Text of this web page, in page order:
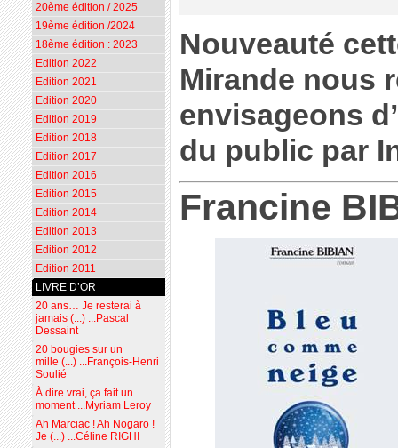
Nouveauté
Mirande nous
envisageons
du public par
Francine
20ème édition / 2025
19ème édition /2024
18ème édition : 2023
Edition 2022
Edition 2021
Edition 2020
Edition 2019
Edition 2018
Edition 2017
Edition 2016
Edition 2015
Edition 2014
Edition 2013
Edition 2012
Edition 2011
LIVRE D’OR
20 ans… Je resterai à
jamais (...) ...Pascal
Dessaint
20 bougies sur un
mille (...) ...François-Henri
Soulié
À dire vrai, ça fait un
moment ...Myriam Leroy
Ah Marciac ! Ah Nogaro !
Je (...) ...Céline RIGHI